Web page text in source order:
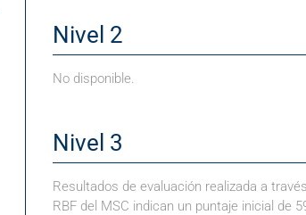
Nivel 2
No disponible.
Nivel 3
Resultados de evaluación realizada a
RBF del MSC indican un puntaje inicial de